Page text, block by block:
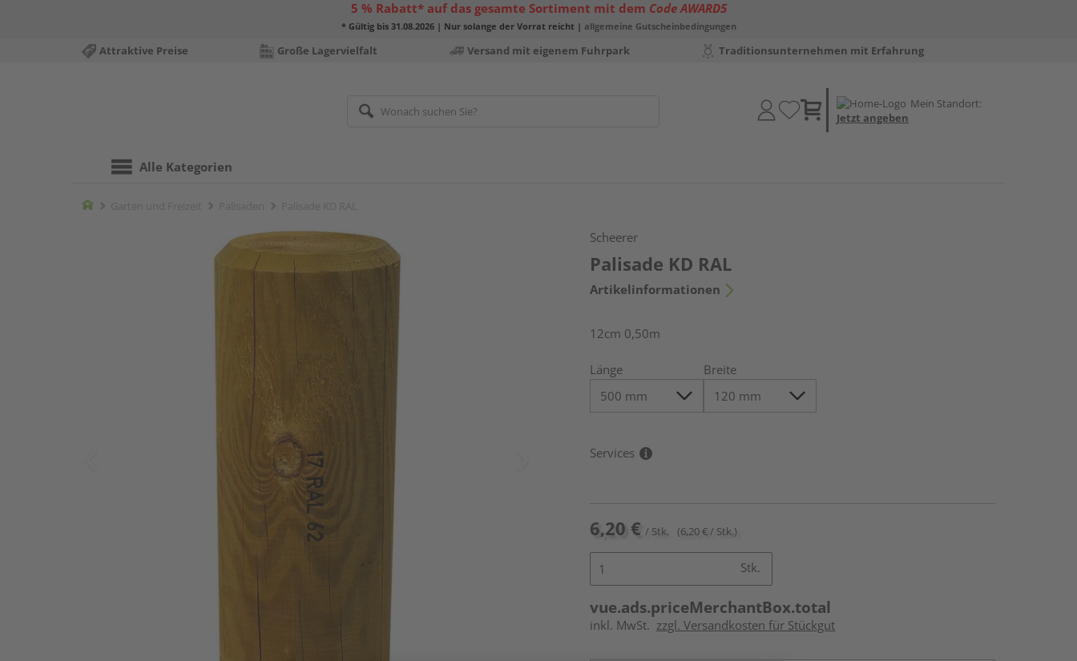
5 % Rabatt* auf das gesamte Sortiment mit dem Code AWARD5
* Gültig bis 31.08.2026 | Nur solange der Vorrat reicht | allgemeine Gutscheinbedingungen
Attraktive Preise Große Lagervielfalt Versand mit eigenem Fuhrpark Traditionsunternehmen mit Erfahrung
Mein Standort:
Jetzt angeben
Alle Kategorien
Home
Scheerer
Palisade KD RAL
Artikelinformationen
12cm 0,50m
Länge Breite
Services
6,20 € / Stk. (6,20 € / Stk.)
Stk.
vue.ads.priceMerchantBox.total
inkl. MwSt. zzgl. Versandkosten für Stückgut